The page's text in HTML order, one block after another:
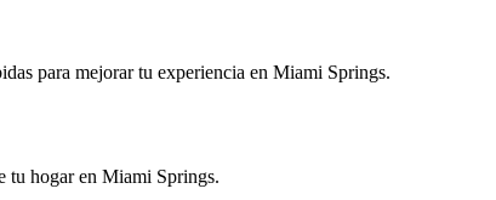
para mejorar tu experiencia en Miami Springs.
tu hogar en Miami Springs.